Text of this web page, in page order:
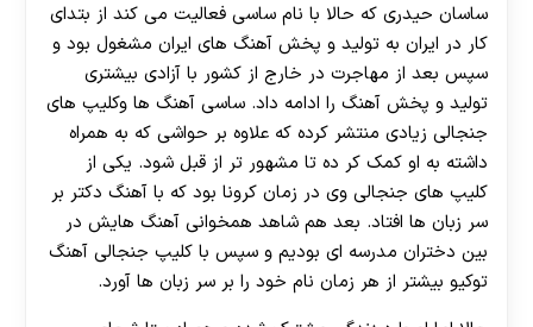
ساسان حیدری که حالا با نام ساسی فعالیت می کند از بتدای
کار در ایران به تولید و پخش آهنگ های ایران مشغول بود و
سپس بعد از مهاجرت در خارج از کشور با آزادی بیشتری
تولید و پخش آهنگ را ادامه داد. ساسی آهنگ ها وکلیپ های
جنجالی زیادی منتشر کرده که علاوه بر حواشی که به همراه
داشته به او کمک کر ده تا مشهور تر از قبل شود. یکی از
کلیپ های جنجالی وی در زمان کرونا بود که با آهنگ دکتر بر
سر زبان ها افتاد. بعد هم شاهد همخوانی آهنگ هایش در
بین دختران مدرسه ای بودیم و سپس با کلیپ جنجالی آهنگ
توکیو بیشتر از هر زمان نام خود را بر سر زبان ها آورد.